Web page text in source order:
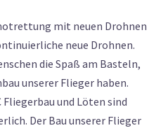
mit neuen Drohnen
neue Drohnen.
die Spaß am Basteln,
unserer Flieger haben.
und Löten sind
Der Bau unserer Flieger